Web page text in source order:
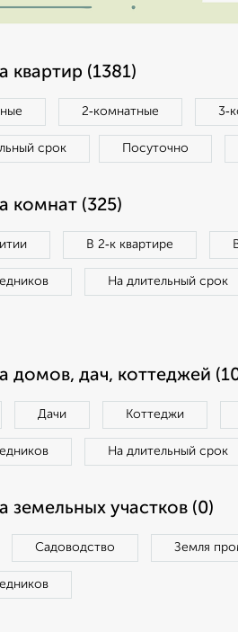
квартир (1381)
2‑комнатные
срок Посуточно
комнат (325)
В 2‑к квартире
На длительный срок
домов, дач, коттеджей
Дачи Коттеджи
На длительный срок
земельных участков (0)
Садоводство Земля